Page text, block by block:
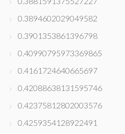
0.3894602029049582
0.3901353861396798
0.40990795973369865
0.4161724640665697
0.42088638131595746
0.42375812802003576
0.4259354128922491